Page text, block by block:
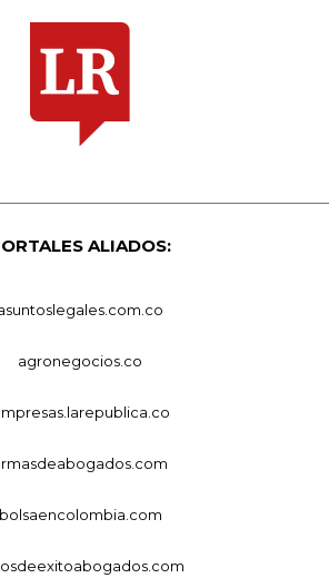
ALIADOS:
agronegocios.co
bolsaencolombia.com